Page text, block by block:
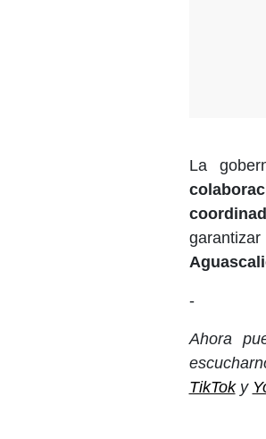
La
garantizar
-
Ahora
TikToky